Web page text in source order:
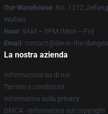
Our Warehouse: No. 1212
Wuhan
Hour: 9AM – 5PM (Mon – Fri)
Email : contact@die-in-the-
La nostra azienda
Informazioni su di noi
Termini e condizioni
Informativa sulla privacy
DMCA - Informativa sul copyright